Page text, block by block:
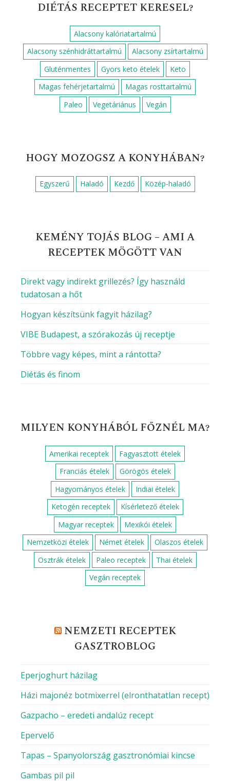
DIÉTÁS RECEPTET KERESEL?
Alacsony kalóriatartalmú
Alacsony szénhidráttartalmú
Alacsony zsírtartalmú
Gluténmentes
Gyors keto ételek
Keto
Magas fehérjetartalmú
Magas rosttartalmú
Paleo
Vegetáriánus Vegán
HOGY MOZOGSZ A KONYHÁBAN?
Egyszerű Haladó Kezdő Közép-haladó
KEMÉNY TOJÁS BLOG – AMI A
RECEPTEK MÖGÖTT VAN
Direkt vagy indirekt grillezés? Így használd
tudatosan a hőt
Hogyan készítsünk fagyit házilag?
VIBE Budapest, a szórakozás új receptje
Többre vagy képes, mint a rántotta?
Diétás és finom
MILYEN KONYHÁBÓL FŐZNÉL MA?
Amerikai receptek
Fagyasztott ételek
Franciás ételek
Görögös ételek
Hagyományos ételek
Indiai ételek
Ketogén receptek
Kísérletező ételek
Magyar receptek
Mexikói ételek
Nemzetközi ételek
Német ételek
Olaszos ételek
Osztrák ételek
Paleo receptek
Thai ételek
Vegán receptek
NEMZETI RECEPTEK
GASZTROBLOG
Eperjoghurt házilag
Házi majonéz botmixerrel (elronthatatlan recept)
Gazpacho – eredeti andalúz recept
Epervelő
Tapas – Spanyolország gasztronómiai kincse
Gambas pil pil